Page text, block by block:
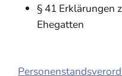
§ 41 Erklärungen
Ehegatten